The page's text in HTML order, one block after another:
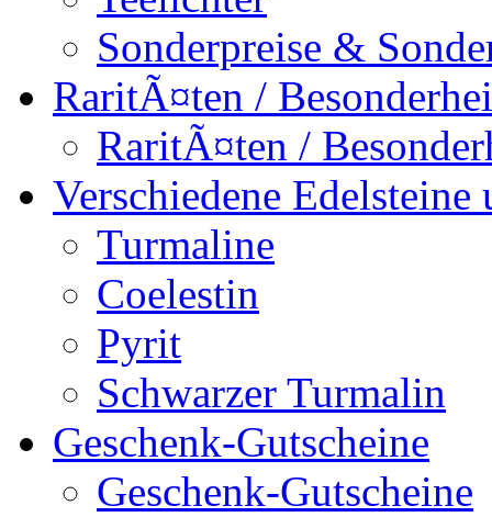
Sonderpreise &
RaritÃ¤ten /
RaritÃ¤ten /
Verschiedene
Turmaline
Coelestin
Pyrit
Schwarzer Turmalin
Geschenk-Gutscheine
Geschenk-Gutscheine